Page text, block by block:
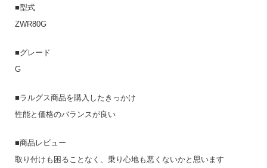
■型式
ZWR80G
■グレード
G
■ラルグス商品を購入したきっかけ
性能と価格のバランスが良い
■商品レビュー
取り付けも困ることなく、乗り心地も悪くないかと思います